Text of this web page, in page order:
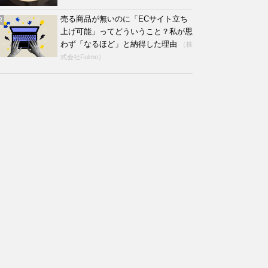
売る商品が無いのに「ECサイト立ち
上げ可能」ってどういうこと？私が思
わず「なるほど」と納得した理由
（株
式会社Fulmo）